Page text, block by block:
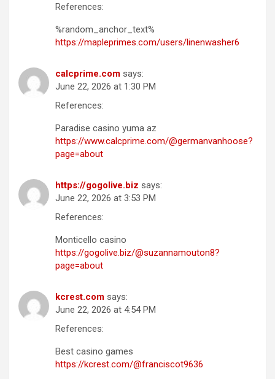
References:
%random_anchor_text%
https://mapleprimes.com/users/linenwasher6
calcprime.com says:
June 22, 2026 at 1:30 PM
References:
Paradise casino yuma az
https://www.calcprime.com/@germanvanhoose?
page=about
https://gogolive.biz says:
June 22, 2026 at 3:53 PM
References:
Monticello casino
https://gogolive.biz/@suzannamouton8?
page=about
kcrest.com says:
June 22, 2026 at 4:54 PM
References:
Best casino games
https://kcrest.com/@franciscot9636